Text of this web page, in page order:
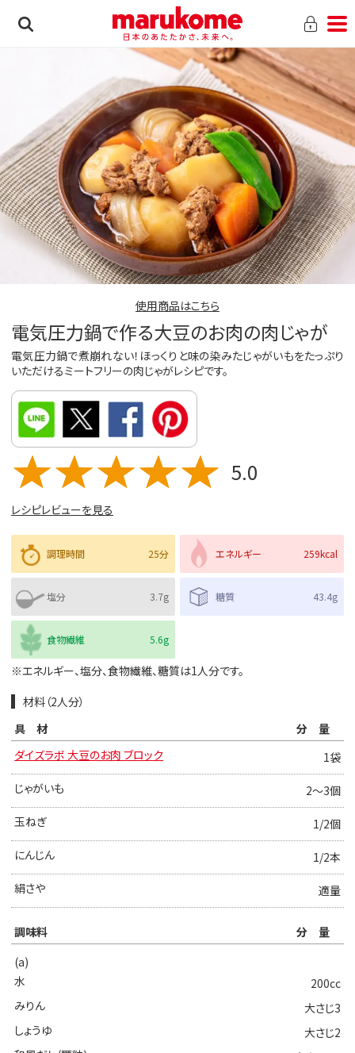
使用商品はこちら
電気圧力鍋で作る大豆のお肉の肉じゃが
電気圧力鍋で煮崩れない！ほっくりと味の染みたじゃがいもをたっぷり
いただけるミートフリーの肉じゃがレシピです。
5.0
レシピレビューを見る
調理時間 25分 エネルギー 259kcal
塩分 3.7g 糖質 43.4g
食物繊維 5.6g
※エネルギー、塩分、食物繊維、糖質は1人分です。
材料（2人分）
具材
分量
ダイズラボ 大豆のお肉 ブロック
1袋
じゃがいも
2〜3個
玉ねぎ
1/2個
にんじん
1/2本
絹さや
適量
調味料
分量
(a)
水
200cc
みりん
大さじ3
しょうゆ
大さじ2